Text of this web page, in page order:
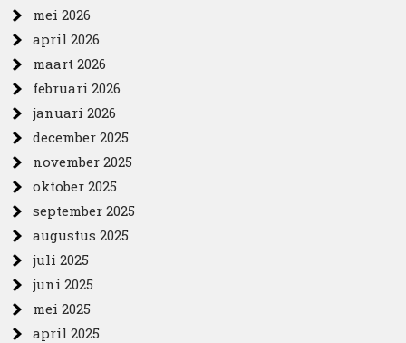
mei 2026
april 2026
maart 2026
februari 2026
januari 2026
december 2025
november 2025
oktober 2025
september 2025
augustus 2025
juli 2025
juni 2025
mei 2025
april 2025